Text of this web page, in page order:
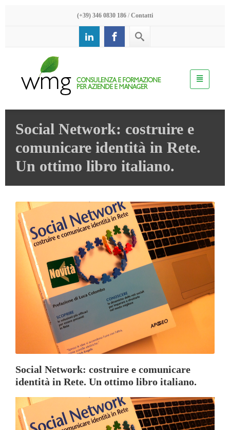
(+39) 346 0830 186 / Contatti
Social Network: costruire e
comunicare identità in Rete.
Un ottimo libro italiano.
Social Network: costruire e comunicare
identità in Rete. Un ottimo libro italiano.